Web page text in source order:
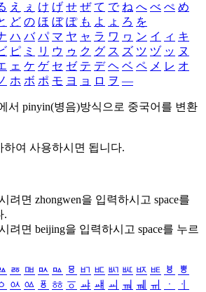
え ぇ け げ せ ぜ て で ね へ べ ぺ め
ど の ほ ぼ ぽ も よ ょ ろ を
ハ バ パ マ ヤ ャ ラ ワ ヮ ン イ ィ キ
ピ ミ リ ウ ゥ ク グ ス ズ ツ ヅ ッ ヌ
ェ ケ ゲ セ ゼ テ デ ヘ ベ ペ メ レ オ
ホ ボ ポ モ ヨ ョ ロ ヲ ―
서 pinyin(병음)방식으로 중국어를 변환
여 사용하시면 됩니다.
려면 zhongwen을 입력하시고 space를
.
려면 beijing을 입력하시고 space를 누르
ㅭ ㅮ ㅯ ㅰ ㅱ ㅲ ㅳ ㅴ ㅵ ㅶ ㅷ ㅸ
ㅹ
ㆂ ㆃ ㆄ ㆅ ㆆ ㆇ ㆈ ㆉ ㆊ ㆋ ㆌ ㆍ
ㆎ